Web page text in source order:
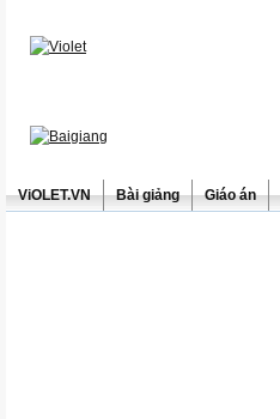
ViOLET.VN Bài giảng Giáo án